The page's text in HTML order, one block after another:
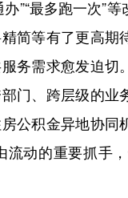
”“最多跑一次”
简等有了更高
务需求愈发迫
门、跨层级的
公积金异地协
动的重要抓手